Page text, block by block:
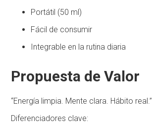
Portátil (50 ml)
Fácil de consumir
Integrable en la rutina diaria
Propuesta de Valor
“Energía limpia. Mente clara. Hábito real.”
Diferenciadores clave: